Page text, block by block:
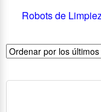
Robots de